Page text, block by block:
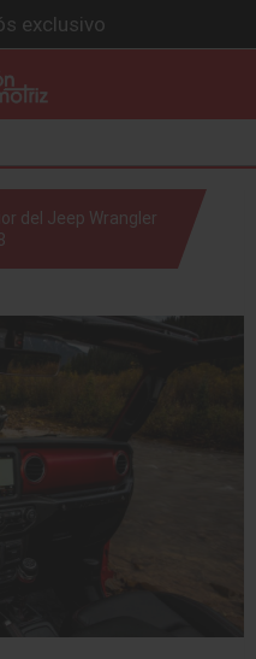
exclusivo
up en 2026
del Jeep Wrangler